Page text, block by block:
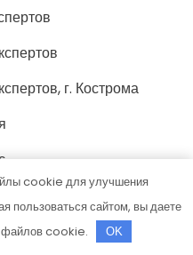
г. Кострома
cookie для улучшения
пользоваться сайтом, вы даете
файлов cookie.
OK